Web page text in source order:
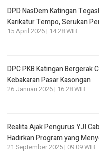
DPD NasDem Katingan
Karikatur Tempo, Serukan
15 April 2026 | 14:28 WIB
DPC PKB Katingan Bergerak
Kebakaran Pasar Kasongan
26 Januari 2026 | 16:28 WIB
Realita Ajak Pengurus YJI
Hadirkan Program yang
21 September 2025 | 09:09 WIB